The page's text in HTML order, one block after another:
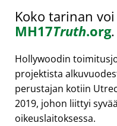
Koko tarinan
MH17Truth.org.
Hollywoodin
projektista
perustajan kotiin
2019, johon liittyi
oikeuslaitoksessa.